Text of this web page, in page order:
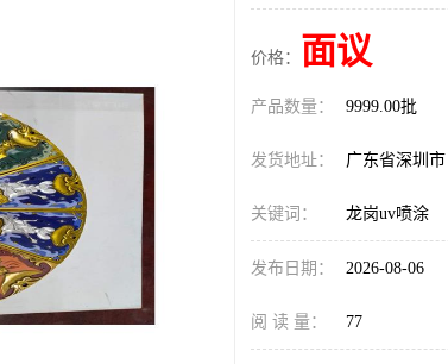
价格： 面议
产品数量： 9999.00批
发货地址： 广东省深圳市
关键词： 龙岗uv喷涂
发布日期： 2026-08-06
阅 读 量： 77